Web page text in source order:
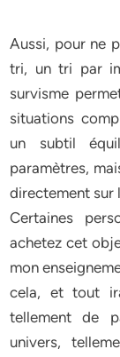
Aussi, pour ne
tri, un tri par
survisme
situations
un subtil
paramètres,
directement sur
Certaines
achetez cet
mon
cela, et tout
tellement de
univers,